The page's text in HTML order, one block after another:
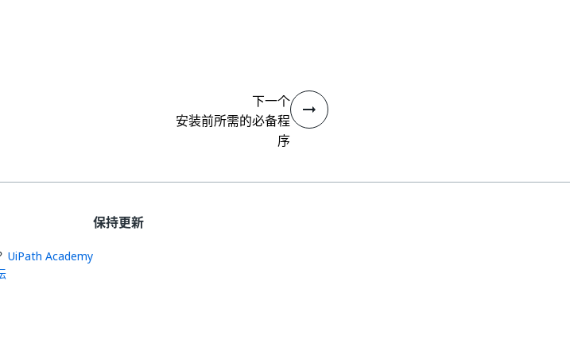
下一个
安装前所需的必备程
序
UiPath Academy
保持更新